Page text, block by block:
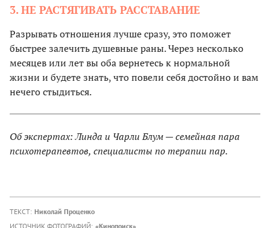
3. НЕ РАСТЯГИВАТЬ РАССТАВАНИЕ
Разрывать отношения лучше сразу, это поможет
быстрее залечить душевные раны. Через несколько
месяцев или лет вы оба вернетесь к нормальной
жизни и будете знать, что повели себя достойно и вам
нечего стыдиться.
Об экспертах: Линда и Чарли Блум — семейная пара
психотерапевтов, специалисты по терапии пар.
ТЕКСТ: Николай Проценко
ИСТОЧНИК ФОТОГРАФИЙ: «Кинопоиск»